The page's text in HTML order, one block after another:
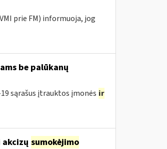
prie FM) informuoja, jog
be palūkanų
sąrašus įtrauktos įmonės ir
sumokėjimo